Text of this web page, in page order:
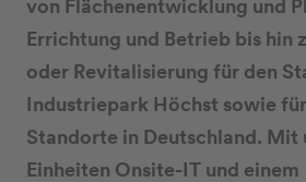
von Flächenentwicklung und
Errichtung und Betrieb bis hin
oder Revitalisierung für den
Industriepark Höchst sowie
Standorte in Deutschland. Mit
Einheiten Onsite-IT und einem